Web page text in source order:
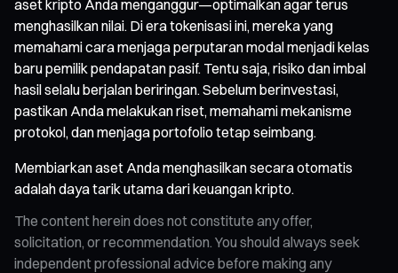
aset kripto Anda menganggur—optimalkan agar terus
menghasilkan nilai. Di era tokenisasi ini, mereka yang
memahami cara menjaga perputaran modal menjadi kelas
baru pemilik pendapatan pasif. Tentu saja, risiko dan imbal
hasil selalu berjalan beriringan. Sebelum berinvestasi,
pastikan Anda melakukan riset, memahami mekanisme
protokol, dan menjaga portofolio tetap seimbang.
Membiarkan aset Anda menghasilkan secara otomatis
adalah daya tarik utama dari keuangan kripto.
The content herein does not constitute any offer,
solicitation, or recommendation. You should always seek
independent professional advice before making any